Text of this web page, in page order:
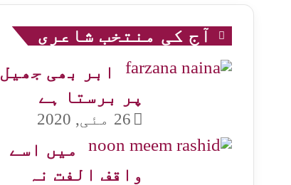
آج کی منتخب شاعری
ابر بھی جھیل
پر برستا ہے
26 مئی, 2020
میں اسے
واقف الفت نہ